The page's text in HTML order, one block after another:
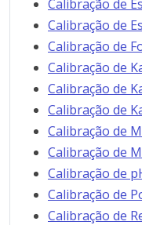
Calibração de
Calibração de
Calibração de
Calibração de
Calibração de
Calibração de
Calibração de
Calibração de
Calibração de
Calibração de
Calibração de